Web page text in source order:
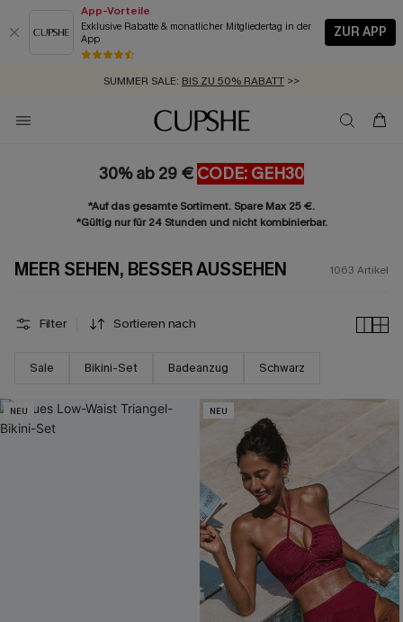
App-Vorteile
Exklusive Rabatte & monatlicher Mitgliedertag in der
App
ZUR APP
GRATIS MASSBAND MIT JEDEM SCHNELLVERSAND-ARTIKEL >>
SUMMER SALE:
ZUM NEWSLETTER:BIS ZU -20% EXTRA ERHALTEN
KOSTENLOSER VERSAND AB 89 €
30% ab 29 € CODE: GEH30
*Auf das gesamte Sortiment. Spare Max 25 €.
*Gültig nur für 24 Stunden und nicht kombinierbar.
MEER SEHEN, BESSER AUSSEHEN 1063 Artikel
Filter Sortieren nach
Sale Bikini-Set Badeanzug Schwarz
NEU NEU